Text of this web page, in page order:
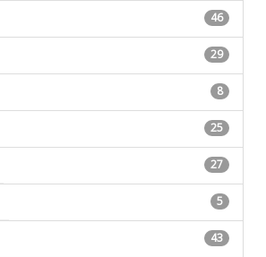
46
29
8
25
27
5
43